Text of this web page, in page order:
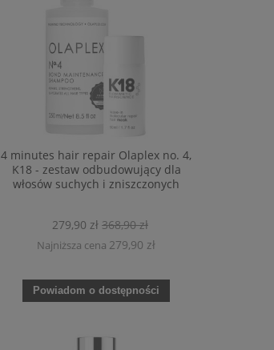
4 minutes hair repair Olaplex no. 4,
K18 - zestaw odbudowujący dla
włosów suchych i zniszczonych
279,90 zł 368,90 zł
Najniższa cena 279,90 zł
Powiadom o dostępności